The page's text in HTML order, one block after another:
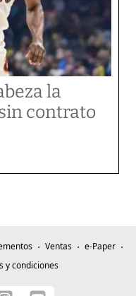
la
contrato
Ventas
e-Paper
y condiciones